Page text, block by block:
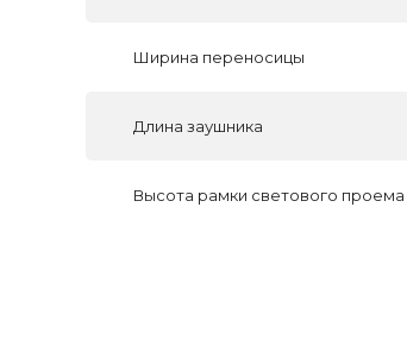
Ширина переносицы
Длина заушника
Высота рамки светового проема